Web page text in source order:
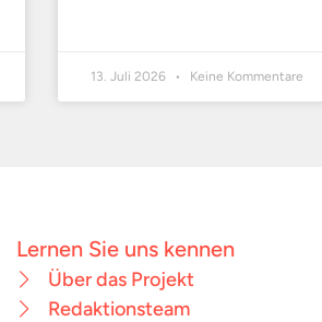
13. Juli 2026 Keine Kommentare
Lernen Sie uns kennen
Über das Projekt
Redaktionsteam